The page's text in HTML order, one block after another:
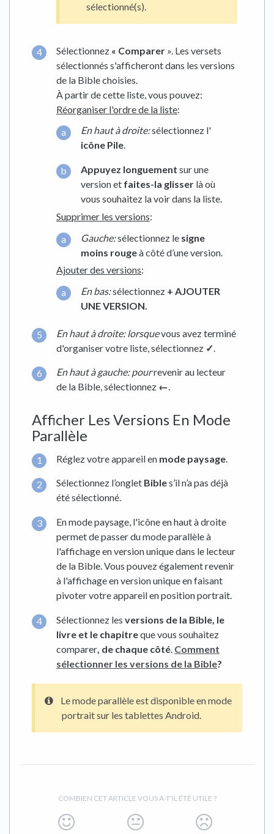
sélectionné(s).
Sélectionnez « Comparer ». Les versets
sélectionnés s'afficheront dans les versions
de la Bible choisies.
À partir de cette liste, vous pouvez:
Réorganiser l'ordre de la liste:
En haut à droite:sélectionnez l'
icône Pile.
Appuyez longuement sur une
version et faites-la glisser là où
vous souhaitez la voir dans la liste.
Supprimer les versions:
Gauche:sélectionnez le signe
moins rougeà côté d’une version.
Ajouter des versions:
En bas:sélectionnez + AJOUTER
UNE VERSION.
En haut à droite: lorsquevous avez terminé
d'organiser votre liste, sélectionnez ✓
En haut à gauche: pourrevenir au lecteur
de la Bible, sélectionnez ←.
Afficher Les Versions En Mode
Parallèle
Réglez votre appareil en mode paysage
Sélectionnez l’onglet Bibles’il n’a pas déjà
été sélectionné.
En mode paysage, l'icône en haut à droite
permet de passer du mode parallèle à
l'affichage en version unique dans le lecteur
de la Bible. Vous pouvez également revenir
à l'affichage en version unique en faisant
pivoter votre appareil en position portrait.
Sélectionnez les versions de la Bible, le
livre et le chapitreque vous souhaitez
comparer , de chaque côté Comment
sélectionner les versions de la Bible?
Le mode parallèle est disponible en mode
portrait sur les tablettes Android.
COMBIEN CET ARTICLE VOUS A-T'IL ÉTÉ UTILE ?